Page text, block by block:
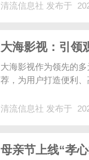
清流信息社 发布于
大海影视：引领
大海影视作为领先的
荐，为用户打造便利
清流信息社 发布于
母亲节上线“孝